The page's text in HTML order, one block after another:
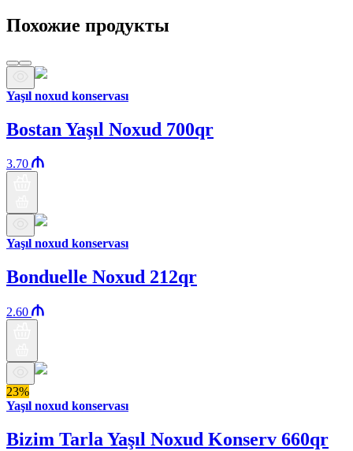
Похожие продукты
Yaşıl noxud konservası
Bostan Yaşıl Noxud 700qr
3.70
Yaşıl noxud konservası
Bonduelle Noxud 212qr
2.60
23%
Yaşıl noxud konservası
Bizim Tarla Yaşıl Noxud Konserv 660qr